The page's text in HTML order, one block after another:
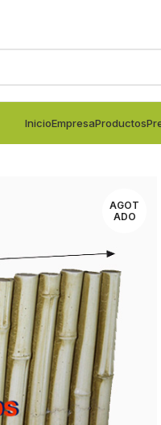
InicioEmpresaProductos
AGOT
ADO